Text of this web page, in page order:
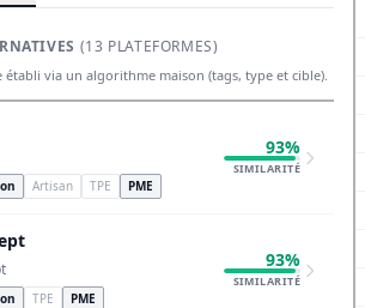
(13 PLATEFORMES)
établi via un algorithme maison (tags, type et cible).
Artisan TPE PME
93%
SIMILARITÉ
TPE PME
93%
SIMILARITÉ